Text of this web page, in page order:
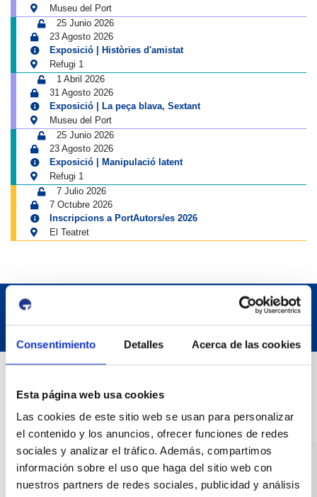
Consentimiento Detalles Acerca de las cookies
Esta página web usa cookies
Las cookies de este sitio web se usan para personalizar
el contenido y los anuncios, ofrecer funciones de redes
sociales y analizar el tráfico. Además, compartimos
información sobre el uso que haga del sitio web con
nuestros partners de redes sociales, publicidad y análisis
Museu del Port
25 Junio 2026
23 Agosto 2026
Exposició | Històries d'amistat
Refugi 1
1 Abril 2026
31 Agosto 2026
Exposició | La peça blava, Sextant
Museu del Port
25 Junio 2026
23 Agosto 2026
Exposició | Manipulació latent
Refugi 1
7 Julio 2026
7 Octubre 2026
Inscripcions a PortAutors/es 2026
El Teatret
Dirección
Passeig de l'Escullera s/n, 43004 Tarragona
Teléfono de contacto